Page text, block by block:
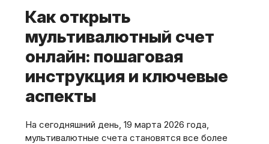
Как открыть
мультивалютный счет
онлайн: пошаговая
инструкция и ключевые
аспекты
На сегодняшний день, 19 марта 2026 года,
мультивалютные счета становятся все более